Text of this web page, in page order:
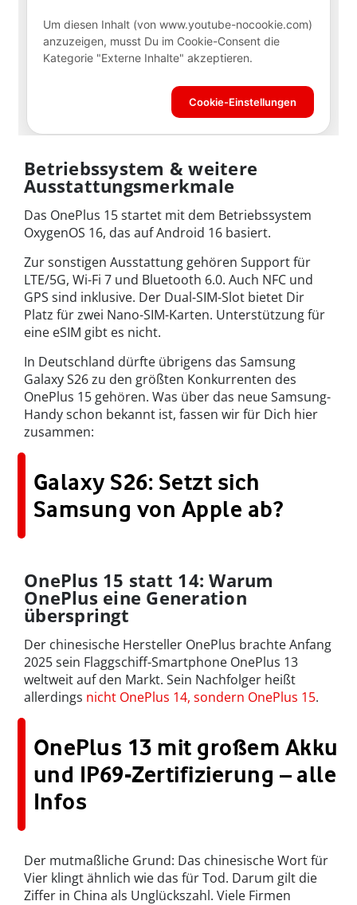
Betriebssystem & weitere
Ausstattungsmerkmale
Das OnePlus 15 startet mit dem Betriebssystem
OxygenOS 16, das auf Android 16 basiert.
Zur sonstigen Ausstattung gehören Support für
LTE/5G, Wi-Fi 7 und Bluetooth 6.0. Auch NFC und
GPS sind inklusive. Der Dual-SIM-Slot bietet Dir
Platz für zwei Nano-SIM-Karten. Unterstützung für
eine eSIM gibt es nicht.
In Deutschland dürfte übrigens das Samsung
Galaxy S26 zu den größten Konkurrenten des
OnePlus 15 gehören. Was über das neue Samsung-
Handy schon bekannt ist, fassen wir für Dich hier
zusammen:
Galaxy S26: Setzt sich
Samsung von Apple ab?
OnePlus 15 statt 14: Warum
OnePlus eine Generation
überspringt
Der chinesische Hersteller OnePlus brachte Anfang
2025 sein Flaggschiff-Smartphone OnePlus 13
weltweit auf den Markt. Sein Nachfolger heißt
allerdings nicht OnePlus 14, sondern OnePlus 15.
OnePlus 13 mit großem Akku
und IP69-Zertifizierung – alle
Infos
Der mutmaßliche Grund: Das chinesische Wort für
Vier klingt ähnlich wie das für Tod. Darum gilt die
Ziffer in China als Unglückszahl. Viele Firmen